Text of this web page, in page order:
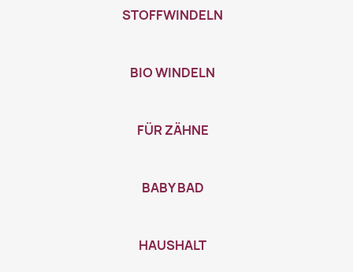
STOFFWINDELN
BIO WINDELN
FÜR ZÄHNE
BABY BAD
HAUSHALT